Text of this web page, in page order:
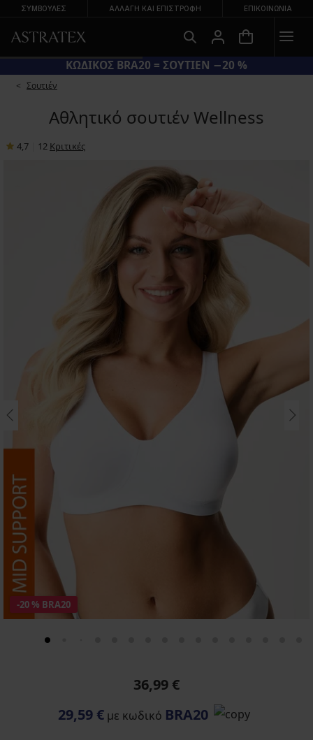
ΣΥΜΒΟΥΛΕΣ ΑΛΛΑΓΉ ΚΑΙ ΕΠΙΣΤΡΟΦΉ ΕΠΙΚΟΙΝΩΝΊΑ
ΚΩΔΙΚΟΣ BRA20 = ΣΟΥΤΙΕΝ −20 %
Σουτιέν
Αθλητικό σουτιέν Wellness
4,7 12 Κριτικές
-20 % BRA20
36,99 €
29,59 €με κωδικό BRA20